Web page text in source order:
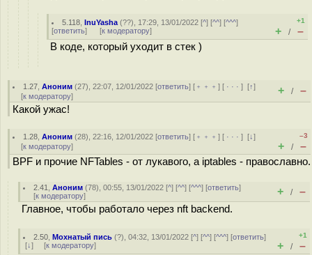
5.118 ,InuYasha (??), 17:29, 13/01/2022 [^] [^^] [^^^]
[ответить] [к модератору]
+1
+ / –
В коде, который уходит в стек )
1.27 ,Аноним (27), 22:07, 12/01/2022 [ответить] [ ﹢﹢﹢] [ · · ·][↑]
[к модератору] + / –
Какой ужас!
1.28 ,Аноним (28), 22:16, 12/01/2022 [ответить] [ ﹢﹢﹢] [ · · ·][↓]
[к модератору]
–3
+ / –
BPF и прочие NFTables - от лукавого, а iptables - православно.
2.41 ,Аноним (78), 00:55, 13/01/2022 [^] [^^] [^^^] [ответить]
[к модератору] + / –
Главное, чтобы работало через nft backend.
2.50 ,Мохнатый пись (?), 04:32, 13/01/2022 [^] [^^] [^^^] [ответить]
[↓] [к модератору]
+1
+ / –